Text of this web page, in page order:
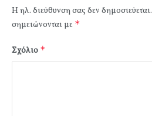
Η ηλ. διεύθυνση σας δεν δημοσιεύεται.
σημειώνονται με *
Σχόλιο *